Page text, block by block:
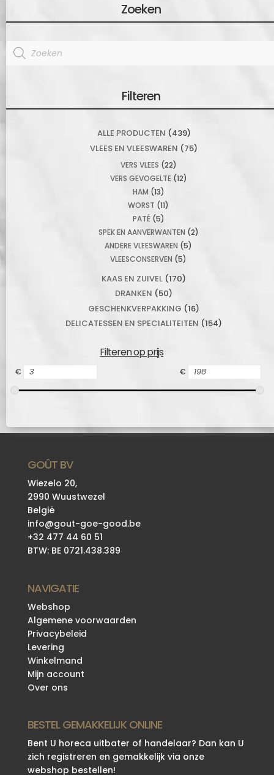
Zoeken
Products
search
Filteren
ALLE PRODUCTEN (439)
VLEES EN VLEESWAREN (75)
VERS VLEES (22)
VERS GEVOGELTE (12)
HAM (13)
WORST (11)
PATÉ (5)
SPEK EN AANVERWANTEN (2)
ANDERE VLEESWAREN (5)
VLEESCONSERVEN (5)
KAAS EN ZUIVEL (170)
DRANKEN (50)
GESCHENKVERPAKKING (16)
DELICATESSEN EN SPECIALITEITEN (154)
Filteren op prijs
€ €
GOÛT BV
Wiezelo 20,
2990 Wuustwezel
België
info@gout-goe-good.be
+32 477 44 60 51
BTW: BE 0721.438.389
NAVIGATIE
Webshop
Algemene voorwaarden
Privacybeleid
Levering
Winkelmand
Mijn account
Over ons
BESTEL GEMAKKELIJK ONLINE
Bent U horeca uitbater of handelaar? Dan kan U
zich registreren en gemakkelijk via onze
webshop bestellen!